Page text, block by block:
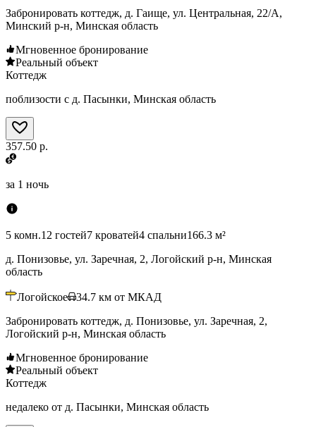
Забронировать коттедж, д. Гаище, ул. Центральная, 22/А,
Минский р-н, Минская область
Мгновенное бронирование
Реальный объект
Коттедж
поблизости с д. Пасынки, Минская область
357.50 р.
за 1 ночь
5 комн.12 гостей7 кроватей4 спальни166.3 м²
д. Понизовье, ул. Заречная, 2, Логойский р-н, Минская
область
Логойское 34.7 км от МКАД
Забронировать коттедж, д. Понизовье, ул. Заречная, 2,
Логойский р-н, Минская область
Мгновенное бронирование
Реальный объект
Коттедж
недалеко от д. Пасынки, Минская область